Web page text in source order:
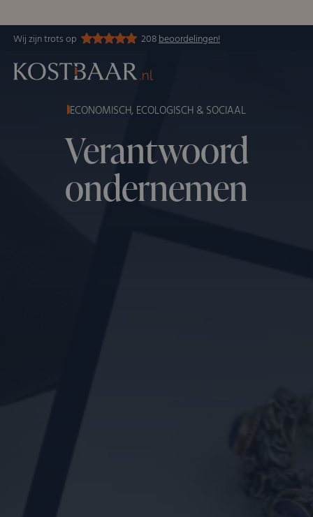
Wij zijn trots op 208beoordelingen!
ECONOMISCH, ECOLOGISCH & SOCIAAL
Verantwoord
ondernemen